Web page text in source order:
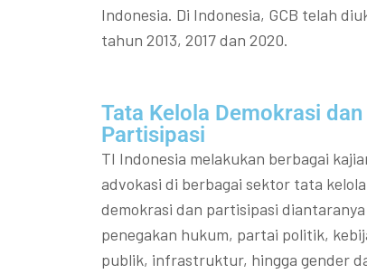
Indonesia. Di Indonesia, GCB telah
tahun 2013, 2017 dan 2020.
Tata Kelola Demokrasi dan
Partisipasi​
TI Indonesia melakukan berbagai
advokasi di berbagai sektor tata kelola
demokrasi dan partisipasi diantaranya
penegakan hukum, partai politik,
publik, infrastruktur, hingga gender